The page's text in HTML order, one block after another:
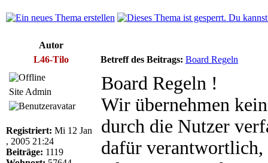
Autor
L46-Tilo
Betreff des Beitrags: Board Regeln
Site Admin
Registriert: Mi 12 Jan
, 2005 21:24
Beiträge: 1119
Board Regeln !
Wir übernehmen
durch die Nutzer
dafür verantwortlich,